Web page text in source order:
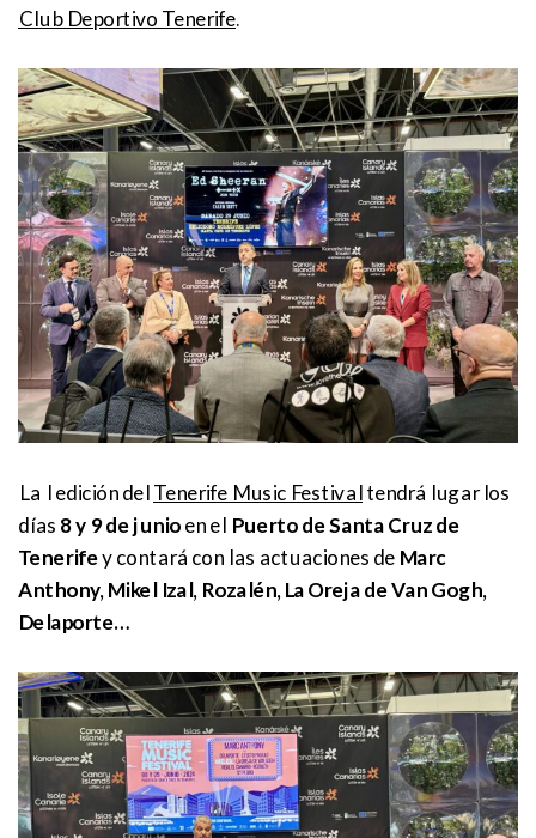
Club Deportivo Tenerife.
La I edición delTenerife Music Festivaltendrá lugar los
días 8 y 9 de junioen el Puerto de Santa Cruz de
Tenerifey contará con las actuaciones de Marc
Anthony, Mikel Izal, Rozalén, La Oreja de Van Gogh,
Delaporte…